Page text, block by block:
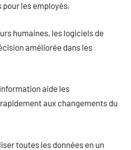
les employés.
humaines, les logiciels de
améliorée dans les
aide les
aux changements du
toutes les données en un